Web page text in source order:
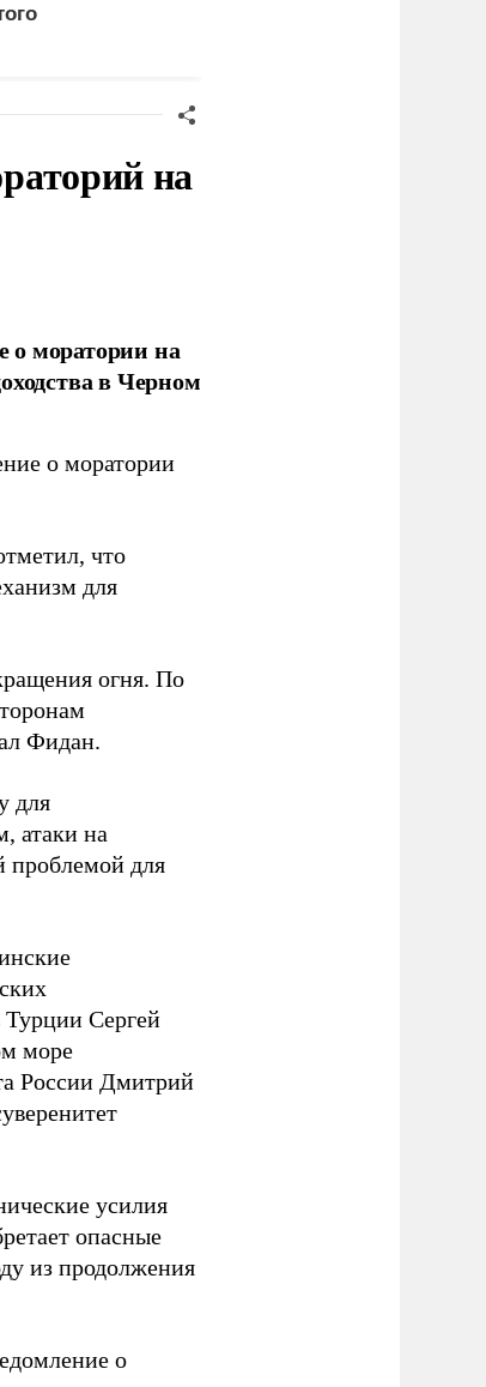
на
о моратории на
в Черном
о моратории
что
для
огня. По
Фидан.
для
атаки на
проблемой для
Турции Сергей
море
России Дмитрий
усилия
опасные
из продолжения
о